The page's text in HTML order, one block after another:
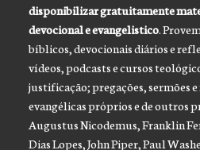
disponibilizar gratuitamente
devocional e evangelistico.
bíblicos, devocionais diários e
vídeos, podcasts e cursos
justificação; pregações, sermões e
evangélicas próprios e de outros
Augustus Nicodemus, Franklin
Dias Lopes, John Piper, Paul